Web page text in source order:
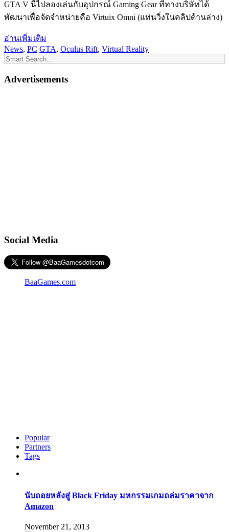
GTA V นี้ไปลองเล่นกับอุปกรณ์ Gaming Gear ที่ทางบริษัทได้
พัฒนาเพื่อจัดจำหน่ายคือ Virtuix Omni (แท่นวิ่งในคลิปด้านล่าง)
อ่านเพิ่มเติม
News, PC GTA, Oculus Rift, Virtual Reality
Advertisements
Social Media
BaaGames.com
Popular
Partners
Tags
นับถอยหลังสู่ Black Friday มหกรรมเกมถล่มราคาจาก
Amazon
November 21, 2013